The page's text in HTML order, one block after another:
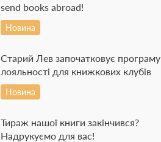
send books abroad!
Новина
Старий Лев започатковує програму
лояльності для книжкових клубів
Новина
Тираж нашої книги закінчився?
Надрукуємо для вас!